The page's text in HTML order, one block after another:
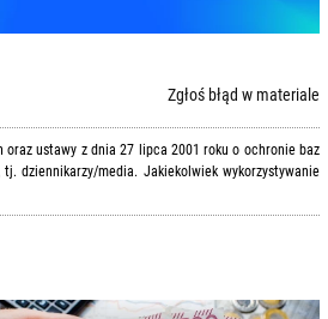
Zgłoś błąd w materiale
ustawy z dnia 27 lipca 2001 roku o ochronie baz
dziennikarzy/media. Jakiekolwiek wykorzystywanie